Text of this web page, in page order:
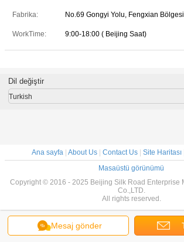
Fabrika: No.69 Gongyi Yolu, Fengxian
WorkTime: 9:00-18:00 ( Beijing Saat)
Mesaj gönder
Dil değiştir
Turkish
Ana sayfa| About Us| Contact Us| Site Haritası|
Masaüstü görünümü
Copyright © 2016 - 2025 Beijing Silk Road Enterprise
Co.,LTD.
All rights reserved.